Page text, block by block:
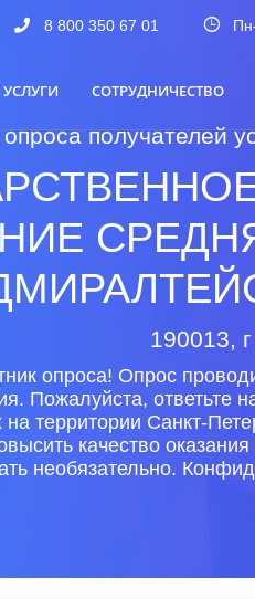
8 800 350 67 01
УСЛУГИ СОТРУДНИЧЕСТВО
получателей
190013,
опроса! Опрос
Пожалуйста, ответьте
территории Санкт-
качество
необязательно.